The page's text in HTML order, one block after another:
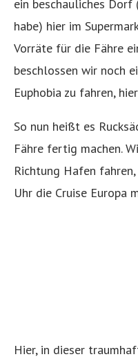
ein beschauliches Dorf
habe) hier im
Vorräte für die Fähre
beschlossen wir noch
Euphobia zu fahren,
So nun heißt es
Fähre fertig machen.
Richtung Hafen
Uhr die Cruise Europa
Hier, in dieser